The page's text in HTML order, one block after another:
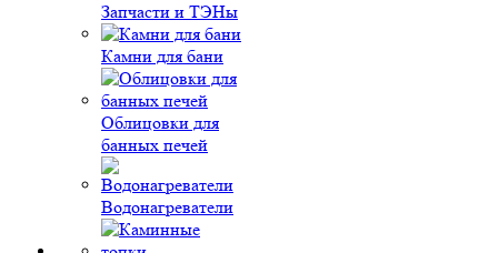
Запчасти и ТЭНы
Камни для бани
Облицовки для
банных печей
Водонагреватели